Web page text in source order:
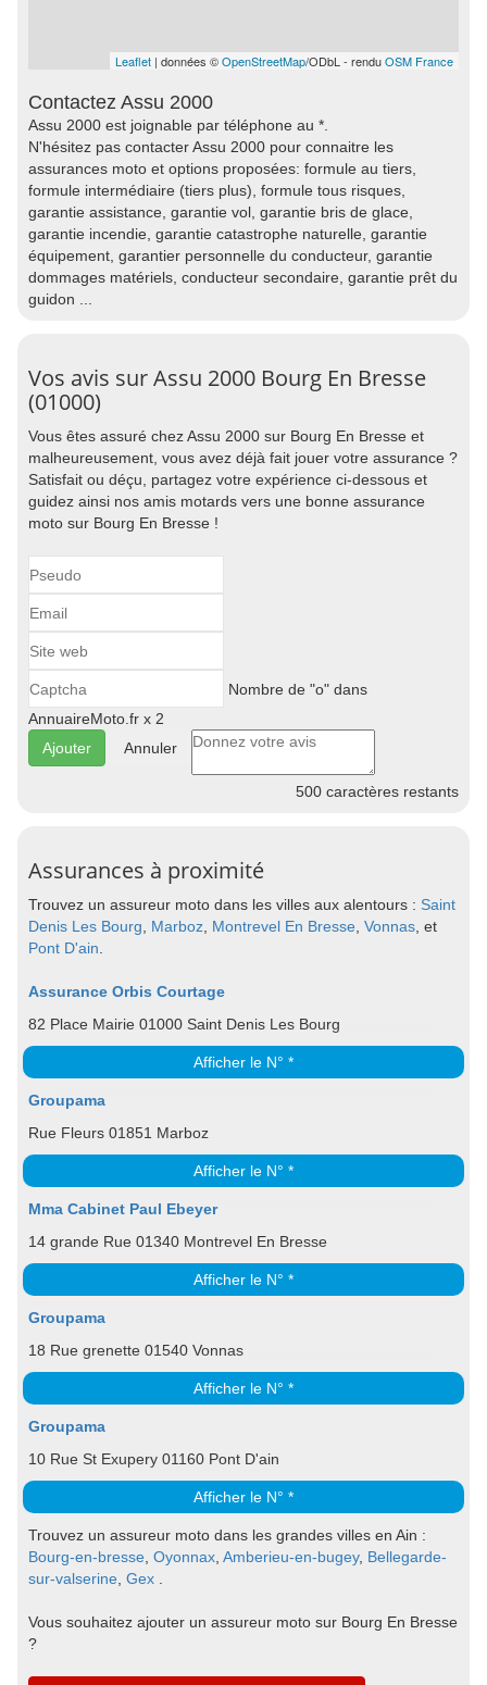
Leaflet | données ©OpenStreetMap/ODbL - renduOSM France
Contactez Assu 2000
Assu 2000 est joignable par téléphone au *.
N'hésitez pas contacter Assu 2000 pour connaitre les
assurances moto et options proposées: formule au tiers,
formule intermédiaire (tiers plus), formule tous risques,
garantie assistance, garantie vol, garantie bris de glace,
garantie incendie, garantie catastrophe naturelle, garantie
équipement, garantier personnelle du conducteur, garantie
dommages matériels, conducteur secondaire, garantie prêt du
guidon ...
Vos avis sur Assu 2000 Bourg En Bresse
(01000)
Vous êtes assuré chez Assu 2000 sur Bourg En Bresse et
malheureusement, vous avez déjà fait jouer votre assurance ?
Satisfait ou déçu, partagez votre expérience ci-dessous et
guidez ainsi nos amis motards vers une bonne assurance
moto sur Bourg En Bresse !
Nombre de "o" dans
AnnuaireMoto.fr x 2
Annuler
500 caractères restants
Assurances à proximité
Trouvez un assureur moto dans les villes aux alentours : Saint
Denis Les Bourg
Marboz Montrevel En Bresse Vonnas , et
Pont D'ain
Assurance Orbis Courtage
82 Place Mairie 01000 Saint Denis Les Bourg
Afficher le N° *
Groupama
Rue Fleurs 01851 Marboz
Afficher le N° *
Mma Cabinet Paul Ebeyer
14 grande Rue 01340 Montrevel En Bresse
Afficher le N° *
Groupama
18 Rue grenette 01540 Vonnas
Afficher le N° *
Groupama
10 Rue St Exupery 01160 Pont D'ain
Afficher le N° *
Trouvez un assureur moto dans les grandes villes en Ain :
Bourg-en-bresse Oyonnax Amberieu-en-bugey, Bellegarde-
sur-valserine Gex
Vous souhaitez ajouter un assureur moto sur Bourg En Bresse
?